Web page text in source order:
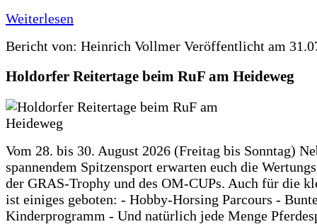
Weiterlesen
Bericht von: Heinrich Vollmer Veröffentlicht am
Holdorfer Reitertage beim RuF am Heideweg
Vom 28. bis 30. August 2026 (Freitag bis Sonntag)
spannendem Spitzensport erwarten euch die
der GRAS-Trophy und des OM-CUPs. Auch für die
ist einiges geboten: - Hobby-Horsing Parcours -
Kinderprogramm - Und natürlich jede Menge